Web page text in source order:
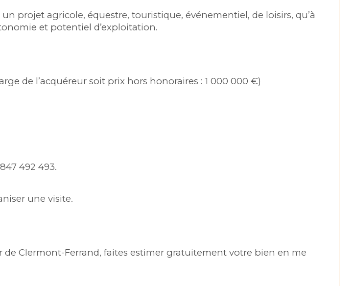
projet agricole, équestre, touristique, événementiel, de loisirs, qu’à
et potentiel d’exploitation.
de l’acquéreur soit prix hors honoraires : 1 000 000 €)
492 493.
une visite.
Clermont-Ferrand, faites estimer gratuitement votre bien en me